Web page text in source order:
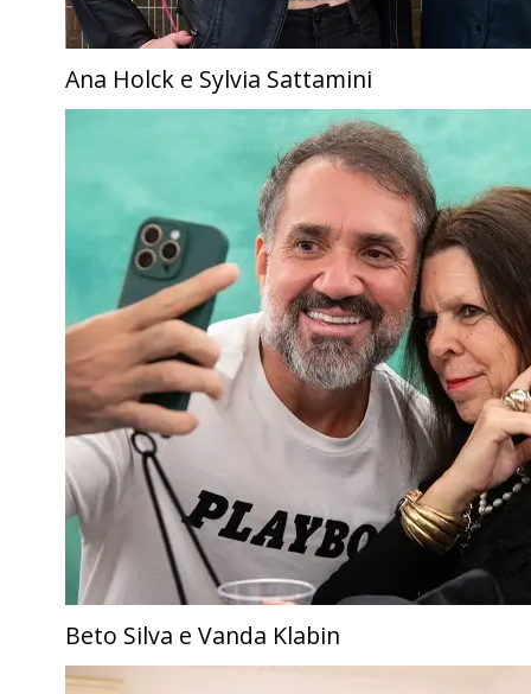
Ana Holck e Sylvia Sattamini
Beto Silva e Vanda Klabin